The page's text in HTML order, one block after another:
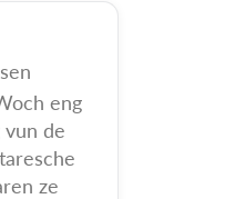
eng
vun de
ze